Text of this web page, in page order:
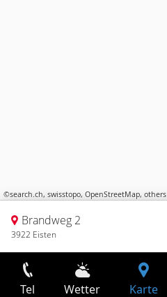
©search.ch, swisstopo, OpenStreetMap, others
Brandweg 2
3922 Eisten
Tel Wetter Karte